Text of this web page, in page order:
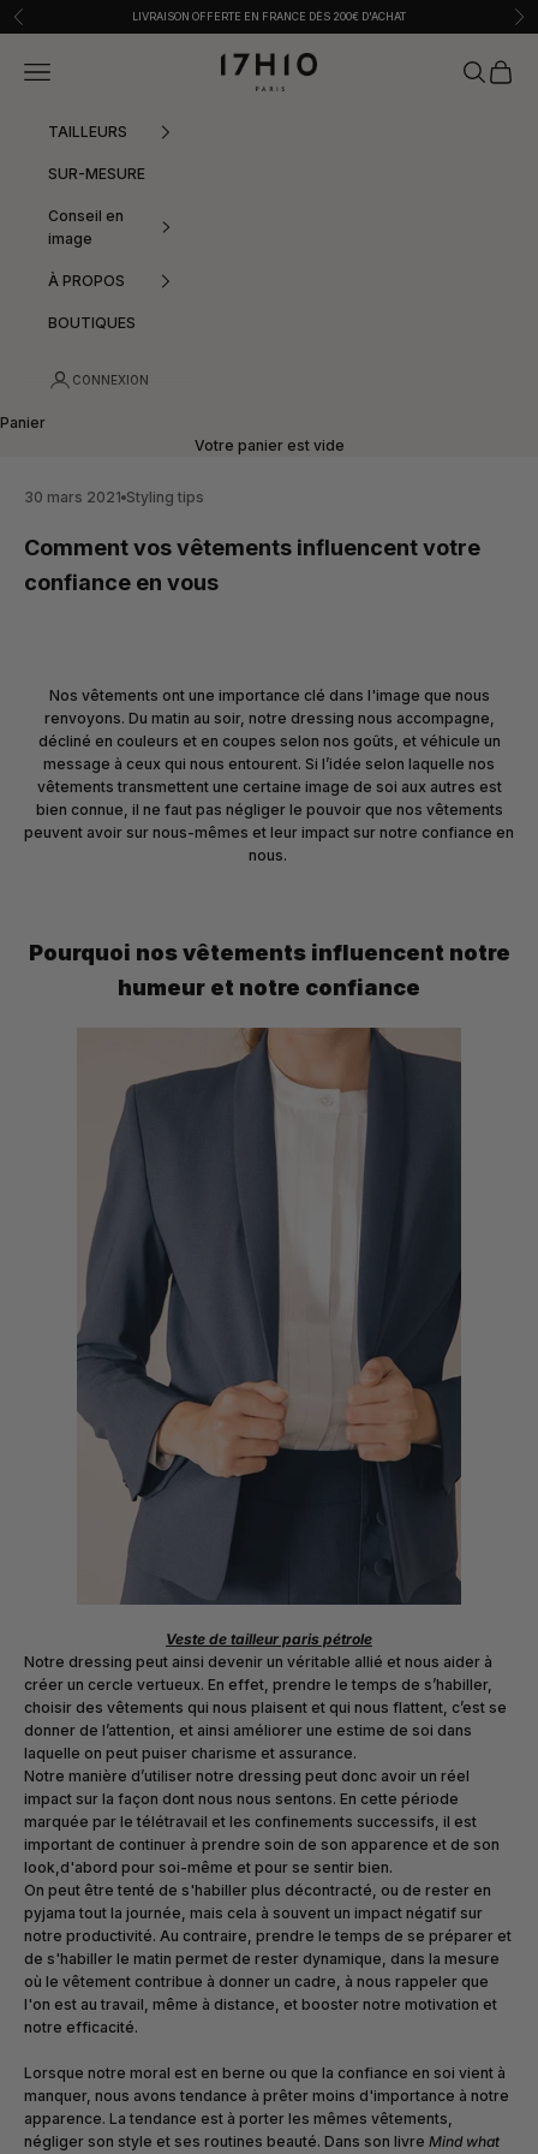
Passer au contenu
Précédent LIVRAISON OFFERTE EN FRANCE DÈS 200€ D'ACHAT
17h10
Menu Recherche
Panier
TAILLEURS
SUR-MESURE
Conseil en
image
À PROPOS
BOUTIQUES
CONNEXION
Panier
Votre panier est vide
30 mars 2021 Styling tips
Comment vos vêtements influencent votre
confiance en vous
Nos vêtements ont une importance clé dans l'image que nous
renvoyons. Du matin au soir, notre dressing nous accompagne,
décliné en couleurs et en coupes selon nos goûts, et véhicule un
message à ceux qui nous entourent. Si l’idée selon laquelle nos
vêtements transmettent une certaine image de soi aux autres est
bien connue, il ne faut pas négliger le pouvoir que nos vêtements
peuvent avoir sur nous-mêmes et leur impact sur notre confiance en
nous.
Pourquoi nos vêtements influencent notre
humeur et notre confiance
Veste de tailleur paris pétrole
Notre dressing peut ainsi devenir un véritable allié et nous aider à
créer un cercle vertueux. En effet, prendre le temps de s’habiller,
choisir des vêtements qui nous plaisent et qui nous flattent, c’est se
donner de l’attention, et ainsi améliorer une estime de soi dans
laquelle on peut puiser charisme et assurance.
Notre manière d’utiliser notre dressing peut donc avoir un réel
impact sur la façon dont nous nous sentons. En cette période
marquée par le télétravail et les confinements successifs, il est
important de continuer à prendre soin de son apparence et de son
look,d'abord pour soi-même et pour se sentir bien.
On peut être tenté de s'habiller plus décontracté, ou de rester en
pyjama tout la journée, mais cela à souvent un impact négatif sur
notre productivité. Au contraire, prendre le temps de se préparer et
de s'habiller le matin permet de rester dynamique, dans la mesure
où le vêtement contribue à donner un cadre, à nous rappeler que
l'on est au travail, même à distance, et booster notre motivation et
notre efficacité.
Lorsque notre moral est en berne ou que la confiance en soi vient à
manquer, nous avons tendance à prêter moins d'importance à notre
apparence. La tendance est à porter les mêmes vêtements,
négliger son style et ses routines beauté. Dans son livre Mind what